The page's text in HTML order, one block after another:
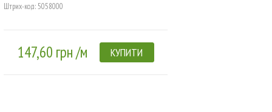
Штрих-код: 5058000
147,60 грн /м КУПИТИ